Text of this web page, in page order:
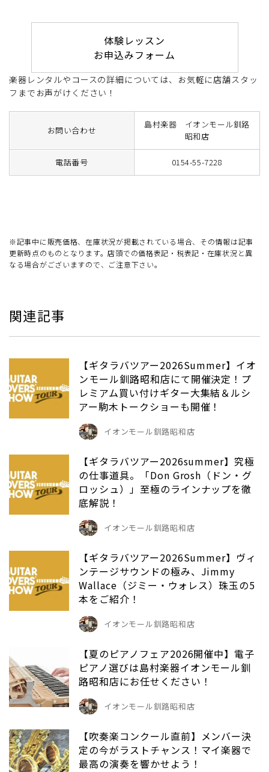
体験レッスン
お申込みフォーム
楽器レンタルやコースの詳細については、お気軽に店舗スタッ
フまでお声がけください！
お問い合わせ
島村楽器 イオンモール釧路
昭和店
電話番号 0154-55-7228
※記事中に販売価格、在庫状況が掲載されている場合、その情報は記事
更新時点のものとなります。店頭での価格表記・税表記・在庫状況と異
なる場合がございますので、ご注意下さい。
関連記事
【ギタラバツアー2026Summer】イオ
ンモール釧路昭和店にて開催決定！プ
レミアム買い付けギター大集結＆ルシ
アー駒木トークショーも開催！
イオンモール釧路昭和店
【ギタラバツアー2026summer】究極
の仕事道具。「Don Grosh（ドン・グ
ロッシュ）」至極のラインナップを徹
底解説！
イオンモール釧路昭和店
【ギタラバツアー2026Summer】ヴィ
ンテージサウンドの極み、Jimmy
Wallace（ジミー・ウォレス）珠玉の5
本をご紹介！
イオンモール釧路昭和店
【夏のピアノフェア2026開催中】電子
ピアノ選びは島村楽器イオンモール釧
路昭和店にお任せください！
イオンモール釧路昭和店
【吹奏楽コンクール直前】メンバー決
定の今がラストチャンス！マイ楽器で
最高の演奏を響かせよう！